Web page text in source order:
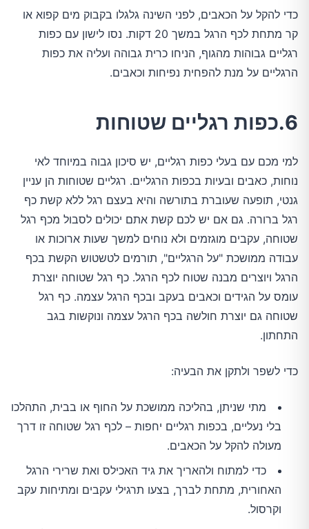
כדי להקל על הכאבים, לפני השינה גלגלו בקבוק מים קפוא או
קר מתחת לכף הרגל במשך 20 דקות. נסו לישון עם כפות
רגליים גבוהות מהגוף, הניחו כרית גבוהה ועליה את כפות
הרגליים על מנת להפחית נפיחות וכאבים.
6.כפות רגליים שטוחות
למי מכם עם בעלי כפות רגליים, יש סיכון גבוה במיוחד לאי
נוחות, כאבים ובעיות בכפות הרגליים. רגליים שטוחות הן עניין
גנטי, תופעה שעוברת בתורשה והיא בעצם רגל ללא קשת כף
רגל ברורה. גם אם יש לכם קשת אתם יכולים לסבול מכף רגל
שטוחה, עקבים מוגזמים ולא נוחים למשך שעות ארוכות או
עבודה ממושכת "על הרגליים", תורמים לטשטוש הקשת בכף
הרגל ויוצרים מבנה שטוח לכף הרגל. כף רגל שטוחה יוצרת
עומס על הגידים וכאבים בעקב ובכף הרגל עצמה. כף רגל
שטוחה גם יוצרת חולשה בכף הרגל עצמה ונוקשות בגב
התחתון.
כדי לשפר ולתקן את הבעיה:
מתי שניתן, בהליכה ממושכת על החוף או בבית, התהלכו
בלי נעליים, בכפות רגליים יחפות – לכף רגל שטוחה זו דרך
מעולה להקל על הכאבים.
כדי למתוח ולהאריך את גיד האכילס ואת שרירי הרגל
האחורית, מתחת לברך, בצעו תרגילי עקבים ומתיחות עקב
וקרסול.